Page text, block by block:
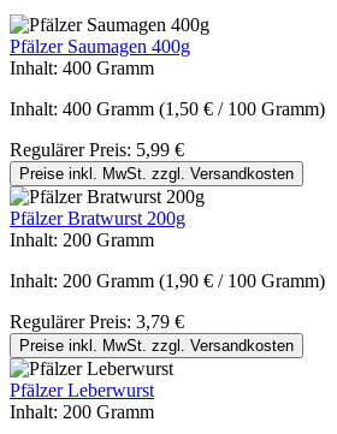
Pfälzer Saumagen 400g
Inhalt: 400 Gramm
Inhalt: 400 Gramm (1,50 € / 100 Gramm)
Regulärer Preis: 5,99 €
Preise inkl. MwSt. zzgl. Versandkosten
Pfälzer Bratwurst 200g
Inhalt: 200 Gramm
Inhalt: 200 Gramm (1,90 € / 100 Gramm)
Regulärer Preis: 3,79 €
Preise inkl. MwSt. zzgl. Versandkosten
Pfälzer Leberwurst
Inhalt: 200 Gramm